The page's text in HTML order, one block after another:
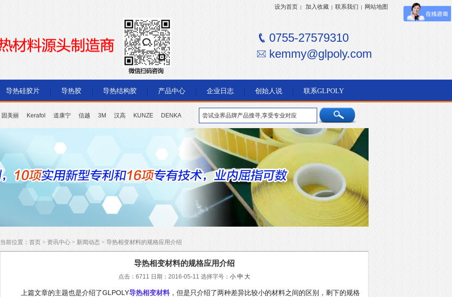
设为首页 | 加入收藏 | 联系我们 | 网站地图
0755-27579310
kemmy@glpoly.com
导热硅胶片 导热胶 导热结构胶 产品中心 企业日志 创始人说 联系GLPOLY
固美丽 Kerafol 道康宁 信越 3M 汉高 KUNZE DENKA
当前位置： 首页 > 资讯中心 > 新闻动态 > 导热相变材料的规格应用介绍
导热相变材料的规格应用介绍
点击：6711 日期：2016-05-11 选择字号： 小 中 大
上篇文章的主题也是介绍了GLPOLY导热相变材料 ，但是只介绍了两种差异比较小的材料之间的区别，剩下的规格